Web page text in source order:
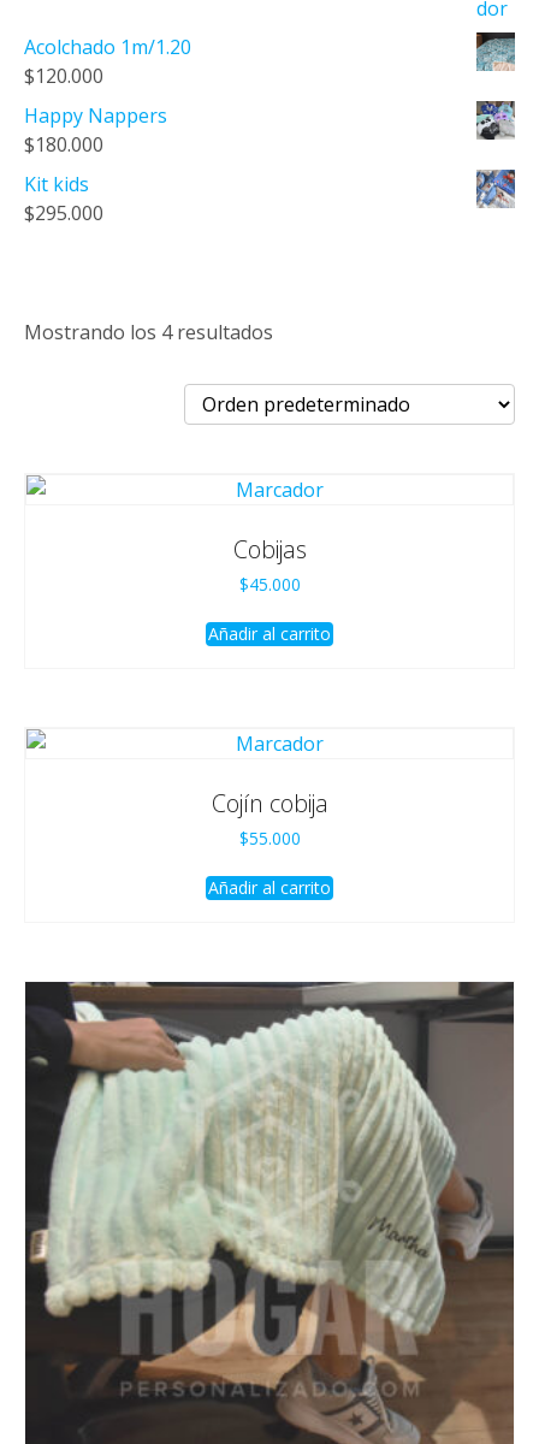
Acolchado 1m/1.20
$120.000
Happy Nappers
$180.000
Kit kids
$295.000
Mostrando los 4 resultados
Cobijas
$45.000
Añadir al carrito
Cojín cobija
$55.000
Añadir al carrito